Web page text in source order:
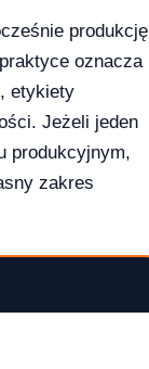
produkcję
oznacza
etykiety
Jeżeli jeden
produkcyjnym,
zakres